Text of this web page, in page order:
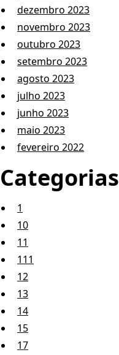
dezembro 2023
novembro 2023
outubro 2023
setembro 2023
agosto 2023
julho 2023
junho 2023
maio 2023
fevereiro 2022
Categorias
1
10
11
111
12
13
14
15
17